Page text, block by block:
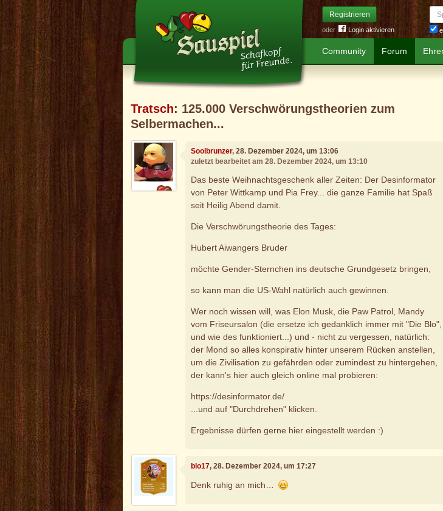
Registrieren
oder Login aktivieren
Community Forum
Tratsch: 125.000 Verschwörungstheorien zum
Selbermachen...
Soolbrunzer, 28. Dezember 2024, um 13:06
zuletzt bearbeitet am 28. Dezember 2024, um 13:10
Das beste Weihnachtsgeschenk aller Zeiten: Der Desinformator
von Peter Wittkamp und Pia Frey... die ganze Familie hat Spaß
seit Heilig Abend damit.
Die Verschwörungstheorie des Tages:
Hubert Aiwangers Bruder
möchte Gender-Sternchen ins deutsche Grundgesetz bringen,
so kann man die US-Wahl natürlich auch gewinnen.
Wer noch wissen will, was Elon Musk, die Paw Patrol, Mandy
vom Friseursalon (die ersetze ich gedanklich immer mit "Die Blo",
und wie des funktioniert...) und - nicht zu vergessen, natürlich:
der Mond so alles konspirativ hinter unserem Rücken anstellen,
um die Zivilisation zu gefährden oder zumindest zu hintergehen,
der kann's hier auch gleich online mal probieren:
https://desinformator.de/
...und auf "Durchdrehen" klicken.
Ergebnisse dürfen gerne hier eingestellt werden :)
blo17, 28. Dezember 2024, um 17:27
Denk ruhig an mich…